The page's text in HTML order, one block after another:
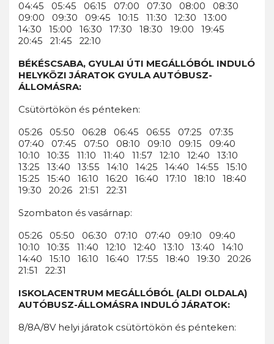
04:45 05:45 06:15 07:00 07:30 08:00 08:30
09:00 09:30 09:45 10:15 11:30 12:30 13:00
14:30 15:00 16:30 17:30 18:30 19:00 19:45
20:45 21:45 22:10
BÉKÉSCSABA, GYULAI ÚTI MEGÁLLÓBÓL INDULÓ
HELYKÖZI JÁRATOK GYULA AUTÓBUSZ-
ÁLLOMÁSRA:
Csütörtökön és pénteken:
05:26 05:50 06:28 06:45 06:55 07:25 07:35
07:40 07:45 07:50 08:10 09:10 09:15 09:40
10:10 10:35 11:10 11:40 11:57 12:10 12:40 13:10
13:25 13:40 13:55 14:10 14:25 14:40 14:55 15:10
15:25 15:40 16:10 16:20 16:40 17:10 18:10 18:40
19:30 20:26 21:51 22:31
Szombaton és vasárnap:
05:26 05:50 06:30 07:10 07:40 09:10 09:40
10:10 10:35 11:40 12:10 12:40 13:10 13:40 14:10
14:40 15:10 16:10 16:40 17:55 18:40 19:30 20:26
21:51 22:31
ISKOLACENTRUM MEGÁLLÓBÓL (ALDI OLDALA)
AUTÓBUSZ-ÁLLOMÁSRA INDULÓ JÁRATOK:
8/8A/8V helyi járatok csütörtökön és pénteken: